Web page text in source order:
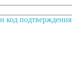
код подтверждения